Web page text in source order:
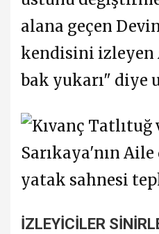
alana geçen
kendisini izleyen
bak yukarı" diye
İZLEYİCİLER